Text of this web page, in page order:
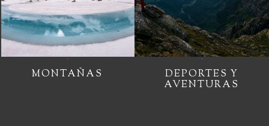
MONTAÑAS DEPORTES Y
AVENTURAS